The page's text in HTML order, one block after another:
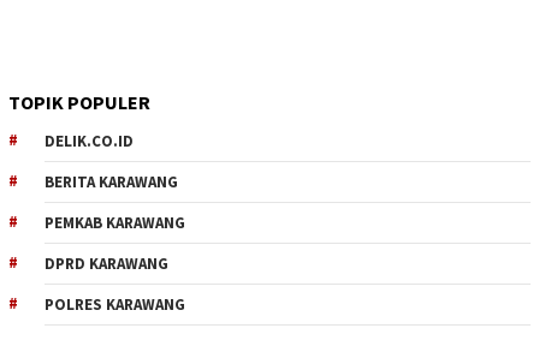
TOPIK POPULER
DELIK.CO.ID
BERITA KARAWANG
PEMKAB KARAWANG
DPRD KARAWANG
POLRES KARAWANG